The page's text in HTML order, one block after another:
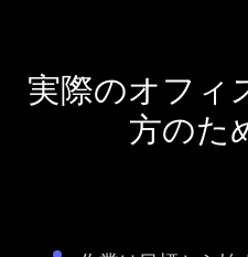
実際のオフィ
方のた